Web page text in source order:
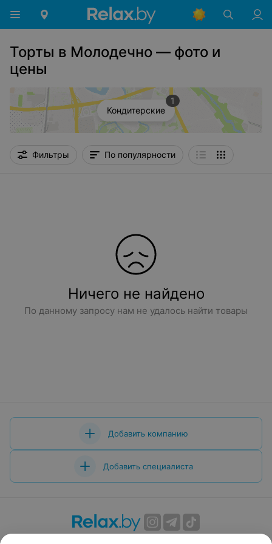
Торты в Молодечно — фото и
цены
Кондитерские
1
Фильтры По популярности
Ничего не найдено
По данному запросу нам не удалось найти товары
Добавить компанию
Добавить специалиста